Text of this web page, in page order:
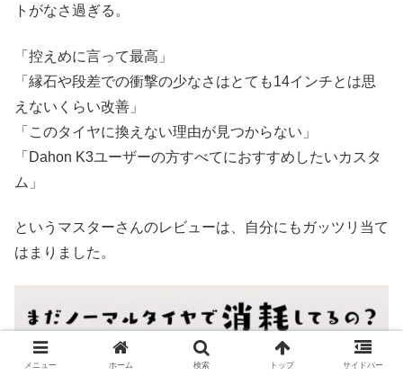
トがなさ過ぎる。
「控えめに言って最高」
「縁石や段差での衝撃の少なさはとても14インチとは思
えないくらい改善」
「このタイヤに換えない理由が見つからない」
「Dahon K3ユーザーの方すべてにおすすめしたいカスタ
ム」
というマスターさんのレビューは、自分にもガッツリ当て
はまりました。
メニュー ホーム 検索 トップ サイドバー